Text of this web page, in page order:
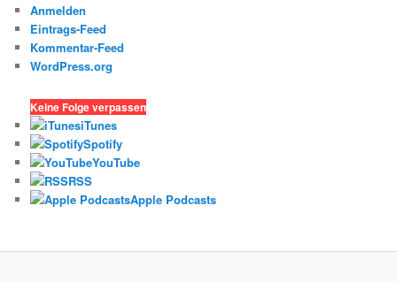
Anmelden
Eintrags-Feed
Kommentar-Feed
WordPress.org
Keine Folge verpassen
iTunes
Spotify
YouTube
RSS
Apple Podcasts